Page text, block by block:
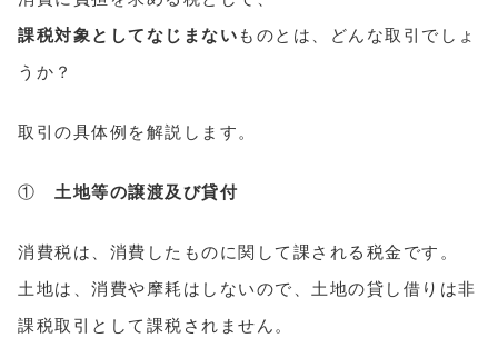
課税対象としてなじまない ものとは、どんな取引でしょ
うか？
取引の具体例を解説します。
① 土地等の譲渡及び貸付
消費税は、消費したものに関して課される税金です。
土地は、消費や摩耗はしないので、土地の貸し借りは非
課税取引として課税されません。